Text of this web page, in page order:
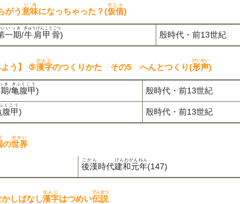
がう意味
いみ
になっちゃった？(仮借
かしゃ
)
一期
いっき
/牛肩甲骨
ぎゅうけんこうこつ
) 殷時代・前13世紀
う】 ⑤漢字
かんじ
のつくりかた その5 へんとつくり(形声
けいせい
)
き
/亀腹甲
きふくこう
) 殷時代・前13世紀
腹甲
くこう
) 殷時代・前13世紀
の世界
せかい
後漢
ごかん
時代建和元年
けんわがんねん
(147)
しばなし漢字
かんじ
はつめい伝説
でんせつ